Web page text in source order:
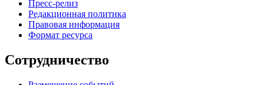
Пресс-релиз
Редакционная политика
Правовая информация
Формат ресурса
Сотрудничество